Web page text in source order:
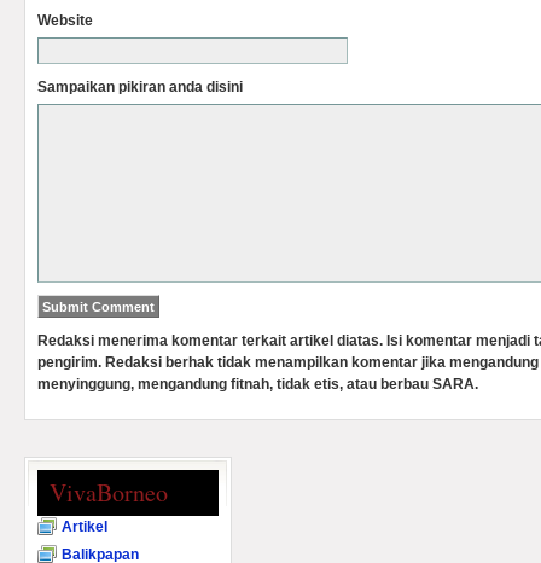
Website
Sampaikan pikiran anda disini
Redaksi menerima komentar terkait artikel diatas. Isi komentar menjadi
pengirim. Redaksi berhak tidak menampilkan komentar jika
menyinggung, mengandung fitnah, tidak etis, atau berbau SARA.
VivaBorneo
Artikel
Balikpapan